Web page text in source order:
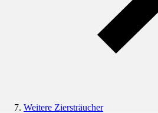
Weitere Ziersträucher